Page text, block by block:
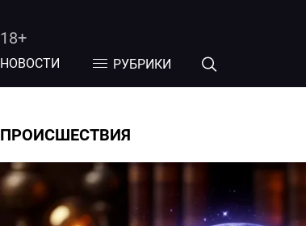
18+
НОВОСТИ РУБРИКИ
ПРОИСШЕСТВИЯ